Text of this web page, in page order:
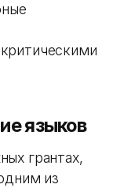
языков
грантах,
из